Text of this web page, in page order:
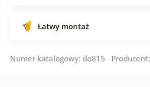
Łatwy montaż
Numer katalogowy: do815 Producent: